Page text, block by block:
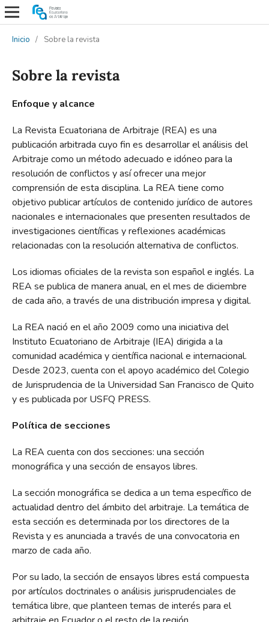
Inicio / Sobre la revista
Sobre la revista
Enfoque y alcance
La Revista Ecuatoriana de Arbitraje (REA) es una
publicación arbitrada cuyo fin es desarrollar el análisis del
Arbitraje como un método adecuado e idóneo para la
resolución de conflictos y así ofrecer una mejor
comprensión de esta disciplina. La REA tiene como
objetivo publicar artículos de contenido jurídico de autores
nacionales e internacionales que presenten resultados de
investigaciones científicas y reflexiones académicas
relacionadas con la resolución alternativa de conflictos.
Los idiomas oficiales de la revista son español e inglés. La
REA se publica de manera anual, en el mes de diciembre
de cada año, a través de una distribución impresa y digital.
La REA nació en el año 2009 como una iniciativa del
Instituto Ecuatoriano de Arbitraje (IEA) dirigida a la
comunidad académica y científica nacional e internacional.
Desde 2023, cuenta con el apoyo académico del Colegio
de Jurisprudencia de la Universidad San Francisco de Quito
y es publicada por USFQ PRESS.
Política de secciones
La REA cuenta con dos secciones: una sección
monográfica y una sección de ensayos libres.
La sección monográfica se dedica a un tema específico de
actualidad dentro del ámbito del arbitraje. La temática de
esta sección es determinada por los directores de la
Revista y es anunciada a través de una convocatoria en
marzo de cada año.
Por su lado, la sección de ensayos libres está compuesta
por artículos doctrinales o análisis jurisprudenciales de
temática libre, que planteen temas de interés para el